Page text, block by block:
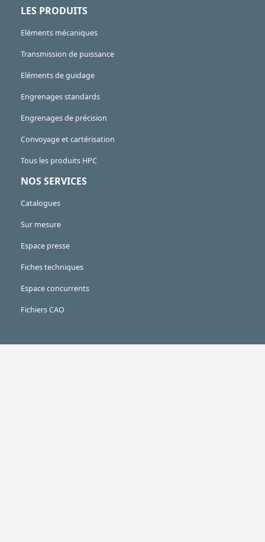
LES PRODUITS
Eléments mécaniques
Transmission de puissance
Eléments de guidage
Engrenages standards
Engrenages de précision
Convoyage et cartérisation
Tous les produits HPC
NOS SERVICES
Catalogues
Sur mesure
Espace presse
Fiches techniques
Espace concurrents
Fichiers CAO